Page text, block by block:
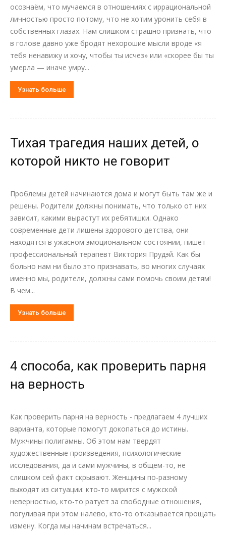
осознаём, что мучаемся в отношениях с иррациональной
личностью просто потому, что не хотим уронить себя в
собственных глазах. Нам слишком страшно признать, что
в голове давно уже бродят нехорошие мысли вроде «я
тебя ненавижу и хочу, чтобы ты исчез» или «скорее бы ты
умерла — иначе умру...
Узнать больше
Тихая трагедия наших детей, о
которой никто не говорит
Проблемы детей начинаются дома и могут быть там же и
решены. Родители должны понимать, что только от них
зависит, какими вырастут их ребятишки. Однако
современные дети лишены здорового детства, они
находятся в ужасном эмоциональном состоянии, пишет
профессиональный терапевт Виктория Прудэй. Как бы
больно нам ни было это признавать, во многих случаях
именно мы, родители, должны сами помочь своим детям!
В чем...
Узнать больше
4 способа, как проверить парня
на верность
Как проверить парня на верность - предлагаем 4 лучших
варианта, которые помогут докопаться до истины.
Мужчины полигамны. Об этом нам твердят
художественные произведения, психологические
исследования, да и сами мужчины, в общем-то, не
слишком сей факт скрывают. Женщины по-разному
выходят из ситуации: кто-то мирится с мужской
неверностью, кто-то ратует за свободные отношения,
погуливая при этом налево, кто-то отказывается прощать
измену. Когда мы начинам встречаться...